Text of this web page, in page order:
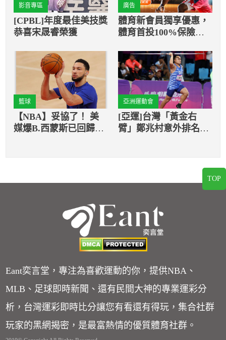
影音專區
[CPBL]年度最佳美技獎
恭喜宋晟睿榮獲
廣告
體育新會員獨享優惠，
體育首投100%保險返
籃球
【NBA】妥協了！ 美
媒爆B.西蒙斯已回歸參
亞洲運動會
[亞運]台灣「黃金右
臂」鄭兆村意外排名第
TOP
Eant奕言堂，專注為喜歡運動的你，提供NBA、
MLB、足球即時新聞、還有民間大神的專業運彩分
析，台灣運彩即時比分讓您有看還有得玩，集合社群
玩家的黑網揭密，是最富熱情的優質體育社群。